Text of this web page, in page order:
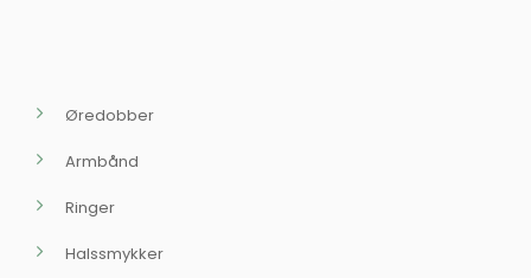
Øredobber
Armbånd
Ringer
Halssmykker